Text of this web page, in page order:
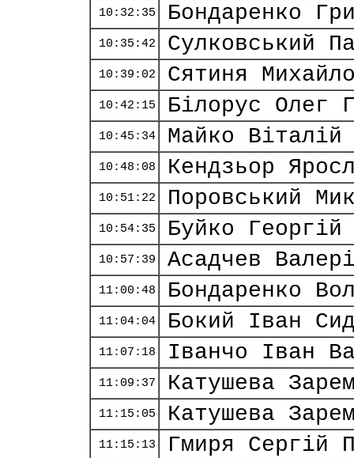
10:32:35 Бондаренко
10:35:42 Сулковський
10:39:02 Сятиня
10:42:15 Білорус Олег
10:45:34 Майко Віталій
10:48:08 Кендзьор
10:51:22 Поровський
10:54:35 Буйко Георгій
10:57:39 Асадчев
11:00:48 Бондаренко
11:04:04 Бокий Іван
11:07:18 Іванчо Іван
11:09:37 Катушева
11:15:05 Катушева
11:15:13 Гмиря Сергій